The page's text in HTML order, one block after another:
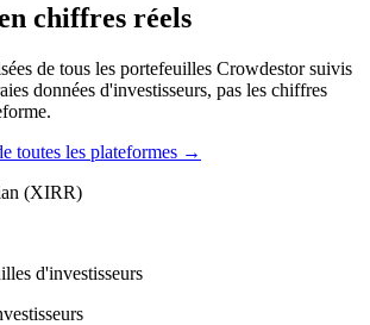
chiffres réels
de tous les portefeuilles Crowdestor suivis
données d'investisseurs, pas les chiffres
toutes les plateformes →
(XIRR)
d'investisseurs